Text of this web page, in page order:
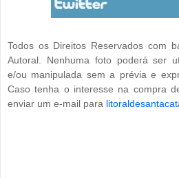
Todos os Direitos Reservados com
Autoral. Nenhuma foto poderá ser
e/ou manipulada sem a prévia e
Caso tenha o interesse na compra
enviar um e-mail para